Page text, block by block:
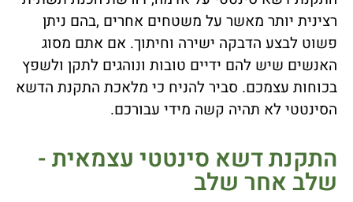
רצינית יותר מאשר על משטחים אחרים ,בהם ניתן
פשוט לבצע הדבקה ישירה וחיתוך. אם אתם מסוג
האנשים שיש להם ידיים טובות ונוהגים לתקן ולשפץ
בכוחות עצמכם. סביר להניח כי מלאכת התקנת הדשא
הסינטטי לא תהיה קשה מידי עבורכם.
התקנת דשא סינטטי עצמאית -
שלב אחר שלב